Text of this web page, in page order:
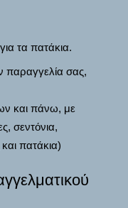
τα πατάκια.
παραγγελία σας,
και πάνω, με
σεντόνια,
πατάκια)